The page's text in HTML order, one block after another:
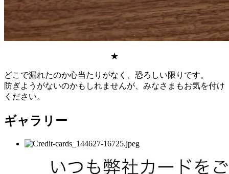
★
どこで漏れたのか心当たりがなく、恐ろしい限りです。
防ぎようがないのかもしれませんが、みなさまもお気を付け
ください。
ギャラリー